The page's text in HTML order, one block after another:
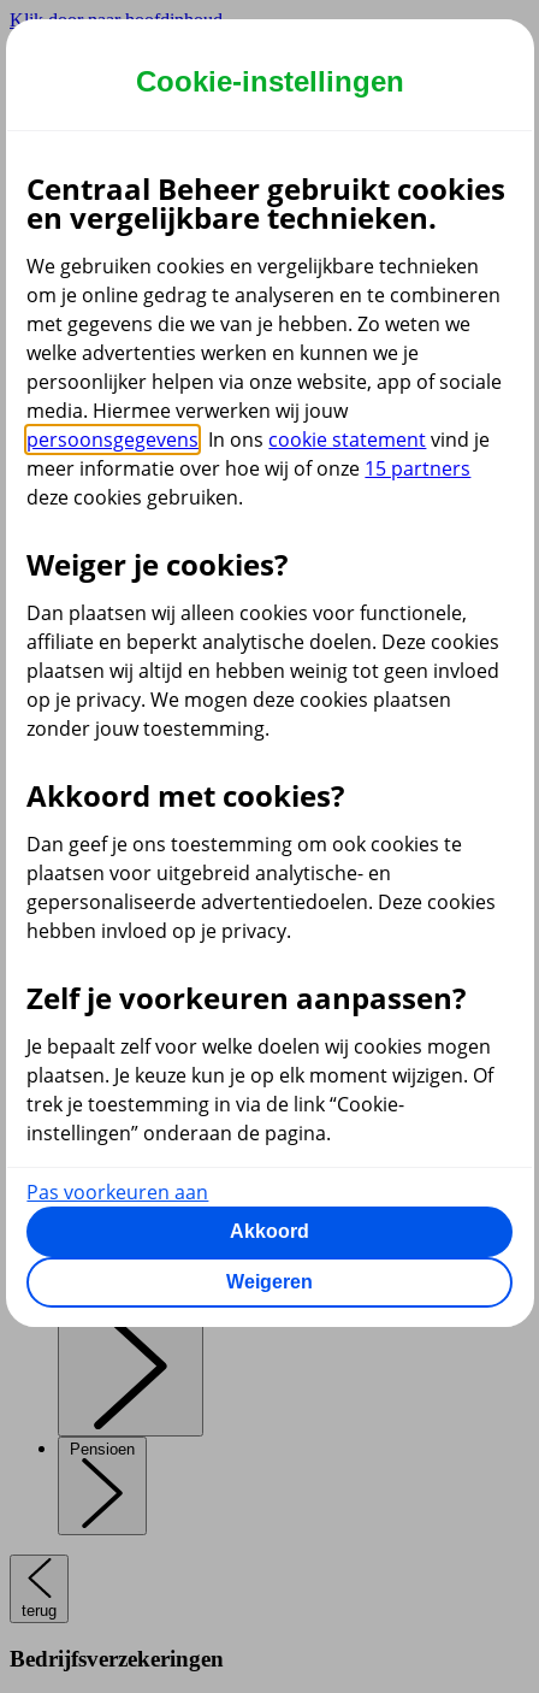
Klik door naar hoofdinhoud
Hoofdmenu navigatie zakelijk
Adviseur
Partner
Dyslexie lettertype
Aan / Uit
Cookies aanpassen
CoBrowsing
Start
Menu
Producten
Voor wie Service & contact
Inkomensverzekeringen
Diensten
Pensioen
terug
Bedrijfsverzekeringen
Cookie-instellingen
Centraal Beheer gebruikt cookies
en vergelijkbare technieken.
We gebruiken cookies en vergelijkbare technieken
om je online gedrag te analyseren en te combineren
met gegevens die we van je hebben. Zo weten we
welke advertenties werken en kunnen we je
persoonlijker helpen via onze website, app of sociale
media. Hiermee verwerken wij jouw
persoonsgegevens . In ons cookie statementvind je
meer informatie over hoe wij of onze 15 partners
deze cookies gebruiken.
Weiger je cookies?
Dan plaatsen wij alleen cookies voor functionele,
affiliate en beperkt analytische doelen. Deze cookies
plaatsen wij altijd en hebben weinig tot geen invloed
op je privacy. We mogen deze cookies plaatsen
zonder jouw toestemming.
Akkoord met cookies?
Dan geef je ons toestemming om ook cookies te
plaatsen voor uitgebreid analytische- en
gepersonaliseerde advertentiedoelen. Deze cookies
hebben invloed op je privacy.
Zelf je voorkeuren aanpassen?
Je bepaalt zelf voor welke doelen wij cookies mogen
plaatsen. Je keuze kun je op elk moment wijzigen. Of
trek je toestemming in via de link “Cookie-
instellingen” onderaan de pagina.
Pas voorkeuren aan
Akkoord
Weigeren